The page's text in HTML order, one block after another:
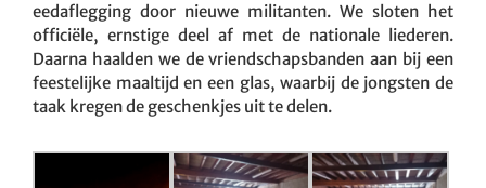
eedaflegging door nieuwe militanten. We sloten het
officiële, ernstige deel af met de nationale liederen.
Daarna haalden we de vriendschapsbanden aan bij een
feestelijke maaltijd en een glas, waarbij de jongsten de
taak kregen de geschenkjes uit te delen.